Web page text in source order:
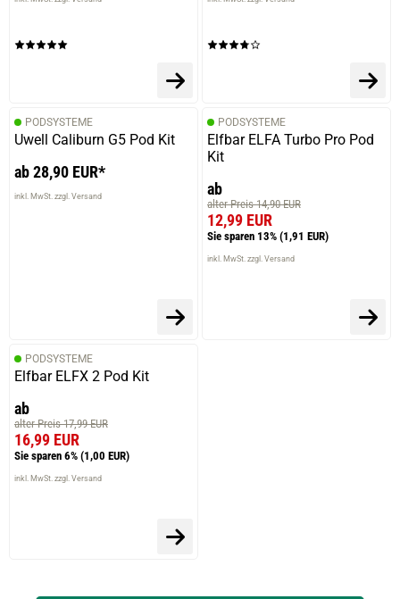
PODSYSTEME
Uwell Caliburn G5 Pod Kit
ab 28,90 EUR*
inkl. MwSt. zzgl. Versand
PODSYSTEME
Elfbar ELFA Turbo Pro Pod
Kit
ab
alter Preis 14,90 EUR
12,99 EUR
Sie sparen 13% (1,91 EUR)
inkl. MwSt. zzgl. Versand
PODSYSTEME
Elfbar ELFX 2 Pod Kit
ab
alter Preis 17,99 EUR
16,99 EUR
Sie sparen 6% (1,00 EUR)
inkl. MwSt. zzgl. Versand